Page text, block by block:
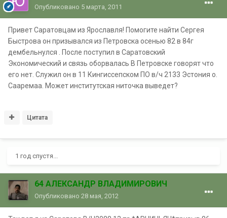
Опубликовано 5 марта, 2011
Привет Саратовцам из Ярославля! Помогите найти Сергея
Быстрова он призывался из Петровска осенью 82 в 84г
дембельнулся . После поступил в Саратовский
Экономический и связь оборвалась В Петровске говорят что
его нет. Служил он в 11 Кингиссепском ПО в/ч 2133 Эстония о.
Сааремаа. Может институтская ниточка выведет?
Цитата
1 год спустя...
64 АЛЕКСАНДР ВЛАДИМИРОВИЧ
Опубликовано 28 мая, 2012